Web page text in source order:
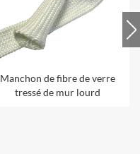
Manchon de fibre de verre
tressé de mur lourd